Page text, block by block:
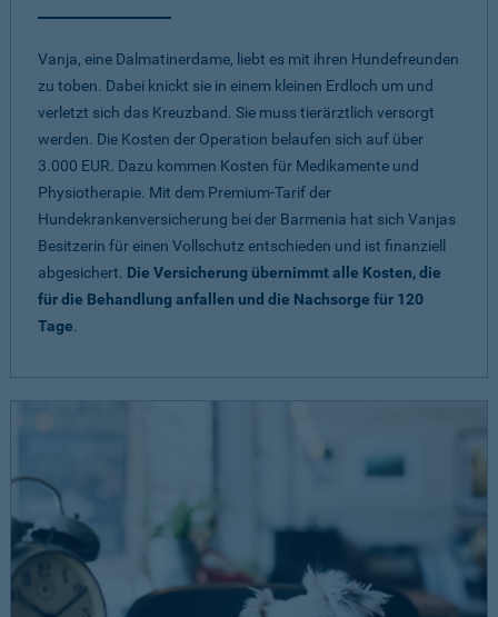
Vanja, eine Dalmatinerdame, liebt es mit ihren Hundefreunden
zu toben. Dabei knickt sie in einem kleinen Erdloch um und
verletzt sich das Kreuzband. Sie muss tierärztlich versorgt
werden. Die Kosten der Operation belaufen sich auf über
3.000 EUR. Dazu kommen Kosten für Medikamente und
Physiotherapie. Mit dem Premium-Tarif der
Hundekrankenversicherung bei der Barmenia hat sich Vanjas
Besitzerin für einen Vollschutz entschieden und ist finanziell
abgesichert. Die Versicherung übernimmt alle Kosten, die
für die Behandlung anfallen und die Nachsorge für 120
Tage.